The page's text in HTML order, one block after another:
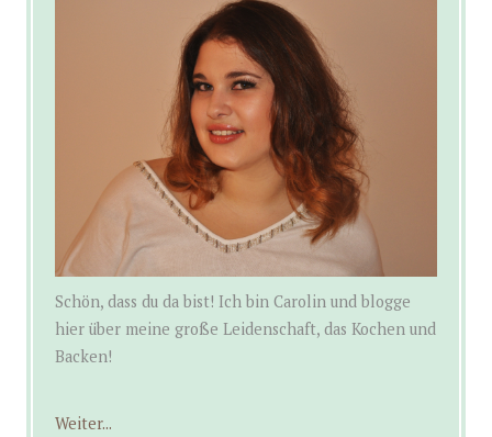
Schön, dass du da bist! Ich bin Carolin und blogge
hier über meine große Leidenschaft, das Kochen und
Backen!
Weiter...